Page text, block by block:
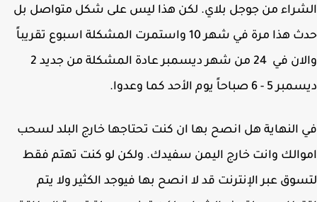
من جوجل بلاي. لكن هذا ليس على شكل متواصل بل
حدث هذا مرة في شهر 10 واستمرت المشكلة اسبوع تقريباً
والان في 24 من شهر ديسمبر عادة المشكلة من جديد 2
يوم الأحد كما وعدوا.
النهاية هل انصح بها ان كنت تحتاجها خارج البلد لسحب
وانت خارج اليمن سفيدك. ولكن لو كنت تهتم فقط
عبر الإنترنت قد لا انصح بها فيوجد الكثير ولا يتم